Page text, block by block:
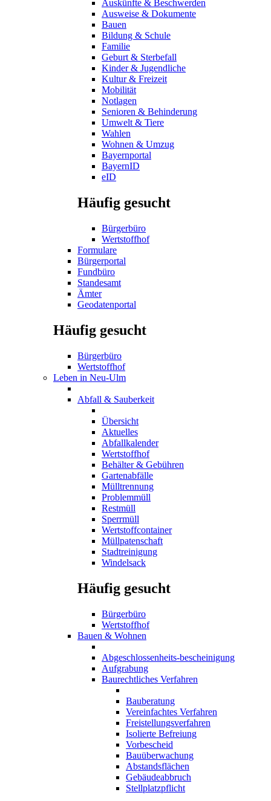
Auskünfte & Beschwerden
Ausweise & Dokumente
Bauen
Bildung & Schule
Familie
Geburt & Sterbefall
Kinder & Jugendliche
Kultur & Freizeit
Mobilität
Notlagen
Senioren & Behinderung
Umwelt & Tiere
Wahlen
Wohnen & Umzug
Bayernportal
BayernID
eID
Häufig gesucht
Bürgerbüro
Wertstoffhof
Formulare
Bürgerportal
Fundbüro
Standesamt
Ämter
Geodatenportal
Häufig gesucht
Bürgerbüro
Wertstoffhof
Leben in Neu-Ulm
Abfall & Sauberkeit
Übersicht
Aktuelles
Abfallkalender
Wertstoffhof
Behälter & Gebühren
Gartenabfälle
Mülltrennung
Problemmüll
Restmüll
Sperrmüll
Wertstoffcontainer
Müllpatenschaft
Stadtreinigung
Windelsack
Häufig gesucht
Bürgerbüro
Wertstoffhof
Bauen & Wohnen
Abgeschlossenheits-bescheinigung
Aufgrabung
Baurechtliches Verfahren
Bauberatung
Vereinfachtes Verfahren
Freistellungsverfahren
Isolierte Befreiung
Vorbescheid
Bauüberwachung
Abstandsflächen
Gebäudeabbruch
Stellplatzpflicht